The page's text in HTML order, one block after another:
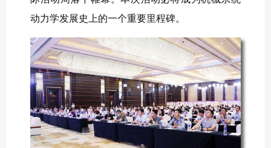
动力学发展史上的一个重要里程碑。